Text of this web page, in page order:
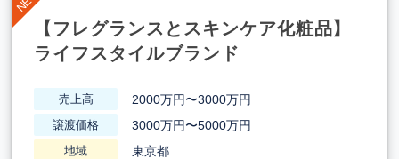
【フレグランスとスキンケア化粧品】
ライフスタイルブランド
売上高 2000万円〜3000万円
譲渡価格 3000万円〜5000万円
地域 東京都